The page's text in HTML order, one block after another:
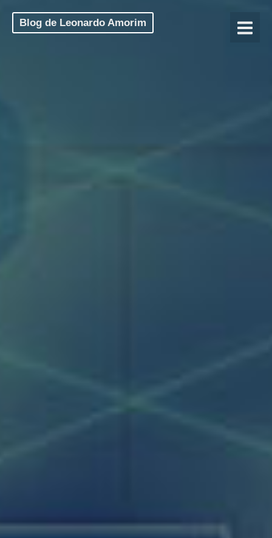
Blog de Leonardo Amorim